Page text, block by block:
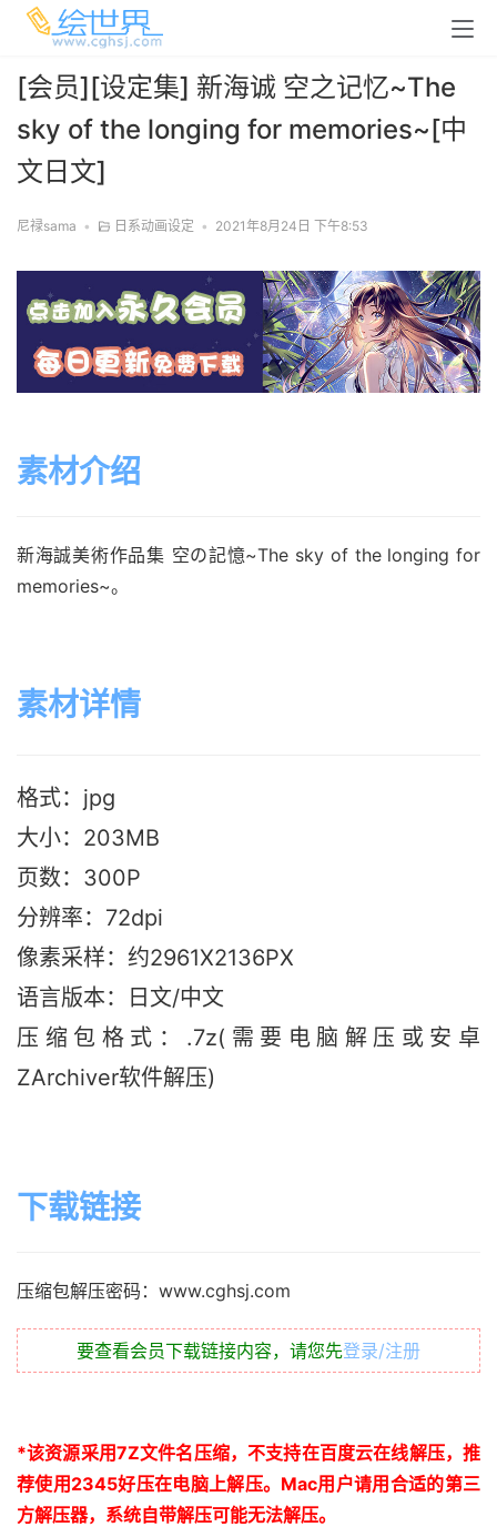
[会员][设定集] 新海诚 空之记忆~The
sky of the longing for memories~[中
文日文]
尼禄sama • 日系动画设定 • 2021年8月24日 下午8:53
素材介绍
新海誠美術作品集 空の記憶~The sky of the longing for
memories~。
素材详情
格式：jpg
大小：203MB
页数：300P
分辨率：72dpi
像素采样：约2961X2136PX
语言版本：日文/中文
压缩包格式：.7z(需要电脑解压或安卓
ZArchiver软件解压)
下载链接
压缩包解压密码：www.cghsj.com
要查看会员下载链接内容，请您先登录/注册
*该资源采用7Z文件名压缩，不支持在百度云在线解压，推
荐使用2345好压在电脑上解压。 Mac用户请用合适的第三
方解压器，系统自带解压可能无法解压。